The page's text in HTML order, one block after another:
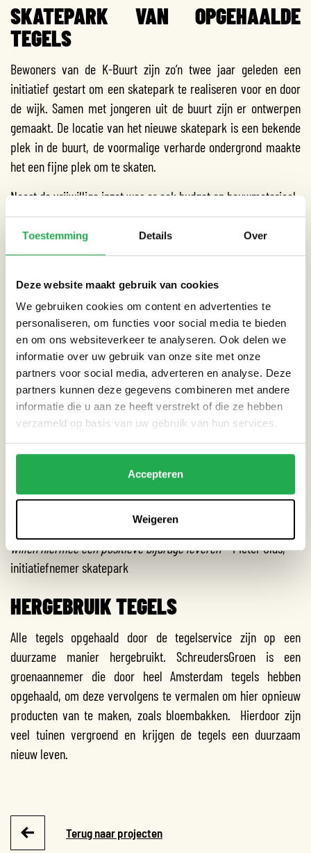
Toestemming Details Over
Deze website maakt gebruik van cookies
We gebruiken cookies om content en advertenties te
personaliseren, om functies voor social media te bieden
en om ons websiteverkeer te analyseren. Ook delen we
informatie over uw gebruik van onze site met onze
partners voor social media, adverteren en analyse. Deze
partners kunnen deze gegevens combineren met andere
informatie die u aan ze heeft verstrekt of die ze hebben
verzameld op basis van uw gebruik van hun services.
Accepteren
Weigeren
SKATEPARK VAN OPGEHAALDE
TEGELS
Bewoners van de K-Buurt zijn zo’n twee jaar geleden een
initiatief gestart om een skatepark te realiseren voor en door
de wijk. Samen met jongeren uit de buurt zijn er ontwerpen
gemaakt. De locatie van het nieuwe skatepark is een bekende
plek in de buurt, de voormalige verharde ondergrond maakte
het een fijne plek om te skaten.
Naast de vrijwillige inzet was er ook budget en bouwmateriaal
nodig zoals staalmatten, beton en tegels. Tijdens de
tegelservice kwam buurtbewoner, skater en initiatiefnemer
Pieter Glas in contact met Amsterdam Weerproof.
ze nodig. Een ideale win-win situatie! ‘Wij zijn enorm bij met
tegels van de tegelservice! Meer groene tuinen en ons
scheelde het een berg geld!’, aldus Pieter.
Door deze samenwerking is het mogelijk gemaakt dat er ruim
vier vrachtwagens met tuintegels van de tegelservice zijn
verwerkt in het skatepark. Zo hebben bewoners uit heel
Amsterdam letterlijk een steentje bijgedragen aan het
skatepark voor de jongeren van de K-buurt. Het skatepark
wordt eind oktober 2021 in gebruik genomen.
We hebben dit met een hele groep samengedaan, daar
van eigenaarschap. Het is ons geschenk aan deze buurt, we
willen hiermee een positieve bijdrage leveren’ – Pieter Glas,
initiatiefnemer skatepark
HERGEBRUIK TEGELS
Alle tegels opgehaald door de tegelservice zijn op een
duurzame manier hergebruikt. SchreudersGroen is een
groenaannemer die door heel Amsterdam tegels hebben
opgehaald, om deze vervolgens te vermalen om hier opnieuw
producten van te maken, zoals bloembakken. Hierdoor zijn
veel tuinen vergroend en krijgen de tegels een duurzaam
nieuw leven.
Terug naar projecten